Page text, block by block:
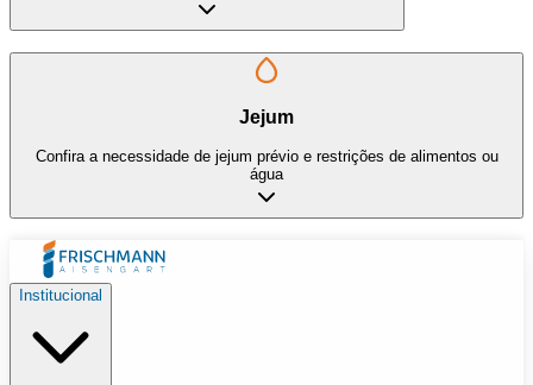
Jejum
Confira a necessidade de jejum prévio e restrições de alimentos ou
água
Institucional